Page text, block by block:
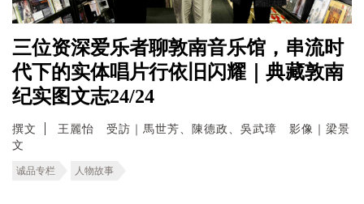
三位资深爱乐者聊敦南音乐馆，串流时
代下的实体唱片行依旧闪耀｜典藏敦南
纪实图文志24/24
撰文
王麗怡 受訪｜馬世芳、陳德政、吳武璋 影像｜梁景
文
诚品专栏 人物故事